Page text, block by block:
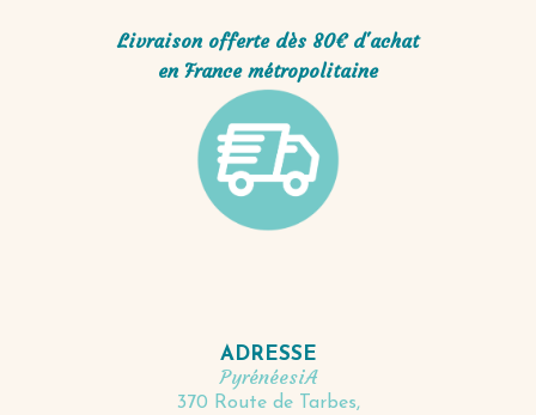
Livraison offerte dès 80€ d'achat
en France métropolitaine
ADRESSE
PyrénéesiA
370 Route de Tarbes,